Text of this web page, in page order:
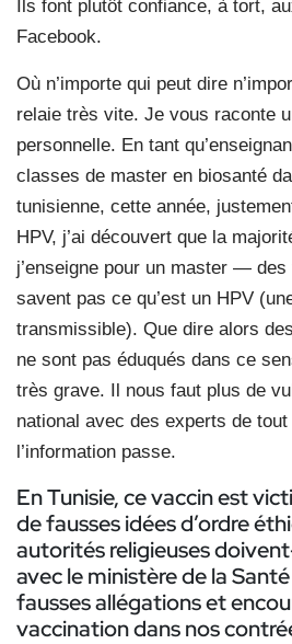
Ils font plutôt confiance, à tort,
Facebook.
Où n’importe qui peut dire
relaie très vite. Je vous raconte
personnelle. En tant
classes de master en biosanté
tunisienne, cette année,
HPV, j’ai découvert que la
j’enseigne pour un master —
savent pas ce qu’est un HPV
transmissible). Que dire alors
ne sont pas éduqués dans ce
très grave. Il nous faut plus de
national avec des experts de
l’information passe.
En Tunisie, ce vaccin est
de fausses idées d’ordre
autorités religieuses
avec le ministère de la
fausses allégations et
vaccination dans nos